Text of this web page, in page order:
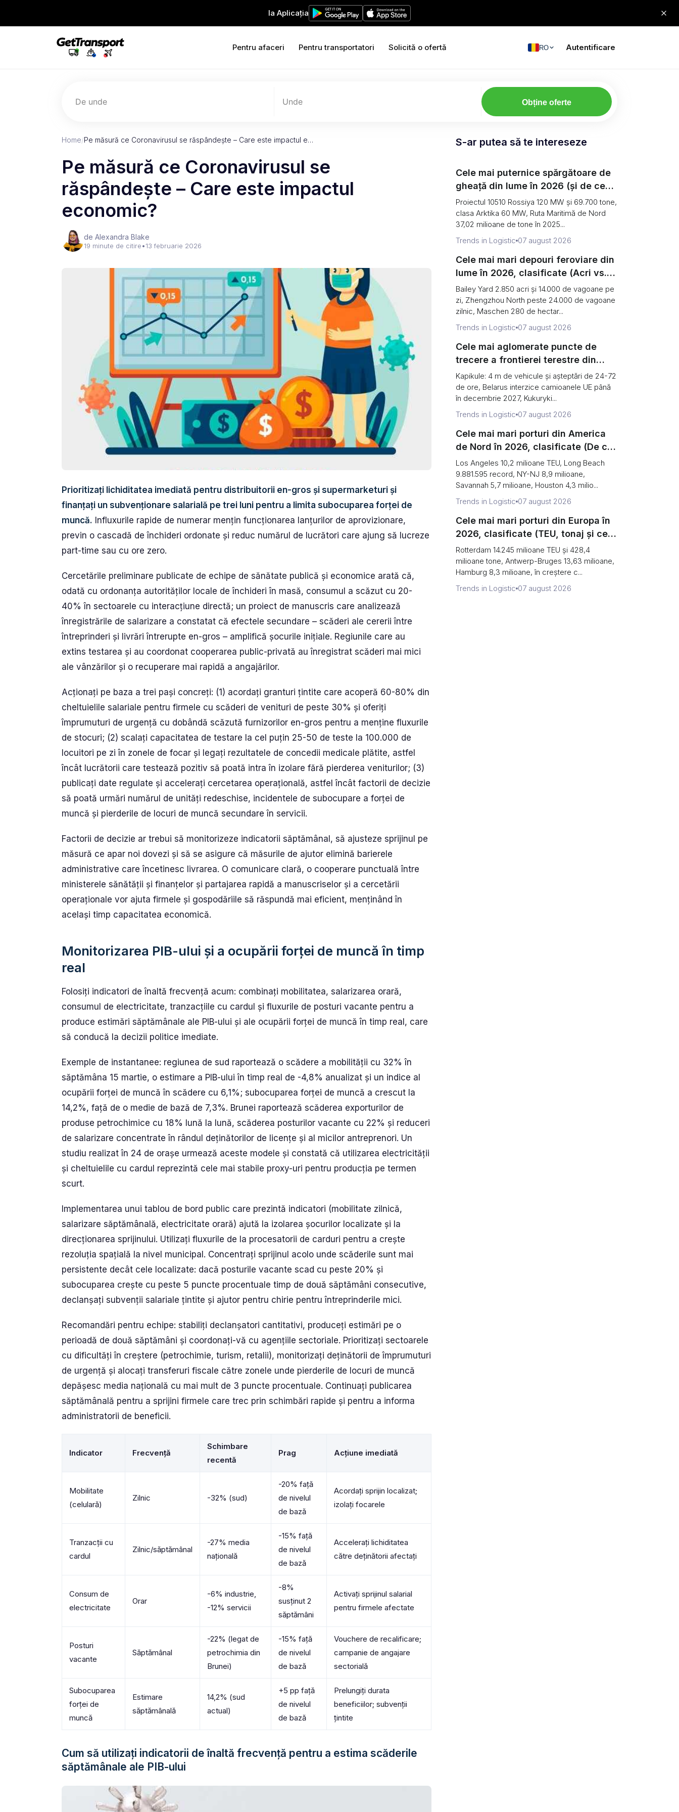
Ia Aplicația
Pentru afaceri Pentru transportatori Solicită o ofertă RO Autentificare
De unde Unde Obține oferte
Home/Pe măsură ce Coronavirusul se răspândește – Care este impactul e…
Pe măsură ce Coronavirusul se
răspândește – Care este impactul
economic?
de Alexandra Blake
19 minute de citire•13 februarie 2026
Prioritizați lichiditatea imediată pentru distribuitorii en-gros și supermarketuri și
finanțați un subvenționare salarială pe trei luni pentru a limita subocuparea forței de
muncă. Influxurile rapide de numerar mențin funcționarea lanțurilor de aprovizionare,
previn o cascadă de închideri ordonate și reduc numărul de lucrători care ajung să lucreze
part-time sau cu ore zero.
Cercetările preliminare publicate de echipe de sănătate publică și economice arată că,
odată cu ordonanța autorităților locale de închideri în masă, consumul a scăzut cu 20-
40% în sectoarele cu interacțiune directă; un proiect de manuscris care analizează
înregistrările de salarizare a constatat că efectele secundare – scăderi ale cererii între
întreprinderi și livrări întrerupte en-gros – amplifică șocurile inițiale. Regiunile care au
extins testarea și au coordonat cooperarea public-privată au înregistrat scăderi mai mici
ale vânzărilor și o recuperare mai rapidă a angajărilor.
Acționați pe baza a trei pași concreți: (1) acordați granturi țintite care acoperă 60-80% din
cheltuielile salariale pentru firmele cu scăderi de venituri de peste 30% și oferiți
împrumuturi de urgență cu dobândă scăzută furnizorilor en-gros pentru a menține fluxurile
de stocuri; (2) scalați capacitatea de testare la cel puțin 25-50 de teste la 100.000 de
locuitori pe zi în zonele de focar și legați rezultatele de concedii medicale plătite, astfel
încât lucrătorii care testează pozitiv să poată intra în izolare fără pierderea veniturilor; (3)
publicați date regulate și accelerați cercetarea operațională, astfel încât factorii de decizie
să poată urmări numărul de unități redeschise, incidentele de subocupare a forței de
muncă și pierderile de locuri de muncă secundare în servicii.
Factorii de decizie ar trebui să monitorizeze indicatorii săptămânal, să ajusteze sprijinul pe
măsură ce apar noi dovezi și să se asigure că măsurile de ajutor elimină barierele
administrative care încetinesc livrarea. O comunicare clară, o cooperare punctuală între
ministerele sănătății și finanțelor și partajarea rapidă a manuscriselor și a cercetării
operaționale vor ajuta firmele și gospodăriile să răspundă mai eficient, menținând în
același timp capacitatea economică.
Monitorizarea PIB-ului și a ocupării forței de muncă în timp
real
Folosiți indicatori de înaltă frecvență acum: combinați mobilitatea, salarizarea orară,
consumul de electricitate, tranzacțiile cu cardul și fluxurile de posturi vacante pentru a
produce estimări săptămânale ale PIB-ului și ale ocupării forței de muncă în timp real, care
să conducă la decizii politice imediate.
Exemple de instantanee: regiunea de sud raportează o scădere a mobilității cu 32% în
săptămâna 15 martie, o estimare a PIB-ului în timp real de -4,8% anualizat și un indice al
ocupării forței de muncă în scădere cu 6,1%; subocuparea forței de muncă a crescut la
14,2%, față de o medie de bază de 7,3%. Brunei raportează scăderea exporturilor de
produse petrochimice cu 18% lună la lună, scăderea posturilor vacante cu 22% și reduceri
de salarizare concentrate în rândul deținătorilor de licențe și al micilor antreprenori. Un
studiu realizat în 24 de orașe urmează aceste modele și constată că utilizarea electricității
și cheltuielile cu cardul reprezintă cele mai stabile proxy-uri pentru producția pe termen
scurt.
Implementarea unui tablou de bord public care prezintă indicatori (mobilitate zilnică,
salarizare săptămânală, electricitate orară) ajută la izolarea șocurilor localizate și la
direcționarea sprijinului. Utilizați fluxurile de la procesatorii de carduri pentru a crește
rezoluția spațială la nivel municipal. Concentrați sprijinul acolo unde scăderile sunt mai
persistente decât cele localizate: dacă posturile vacante scad cu peste 20% și
subocuparea crește cu peste 5 puncte procentuale timp de două săptămâni consecutive,
declanșați subvenții salariale țintite și ajutor pentru chirie pentru întreprinderile mici.
Recomandări pentru echipe: stabiliți declanșatori cantitativi, produceți estimări pe o
perioadă de două săptămâni și coordonați-vă cu agențiile sectoriale. Prioritizați sectoarele
cu dificultăți în creștere (petrochimie, turism, retalii), monitorizați deținătorii de împrumuturi
de urgență și alocați transferuri fiscale către zonele unde pierderile de locuri de muncă
depășesc media națională cu mai mult de 3 puncte procentuale. Continuați publicarea
săptămânală pentru a sprijini firmele care trec prin schimbări rapide și pentru a informa
administratorii de beneficii.
Indicator Frecvență
Schimbare
recentă
Prag Acțiune imediată
Mobilitate
(celulară)
Zilnic -32% (sud)
-20% față
de nivelul
de bază
Acordați sprijin localizat;
izolați focarele
Tranzacții cu
cardul
Zilnic/săptămânal
-27% media
națională
-15% față
de nivelul
de bază
Accelerați lichiditatea
către deținătorii afectați
Consum de
electricitate
Orar
-6% industrie,
-12% servicii
-8%
susținut 2
săptămâni
Activați sprijinul salarial
pentru firmele afectate
Posturi
vacante
Săptămânal
-22% (legat de
petrochimia din
Brunei)
-15% față
de nivelul
de bază
Vouchere de recalificare;
campanie de angajare
sectorială
Subocuparea
forței de
muncă
Estimare
săptămânală
14,2% (sud
actual)
+5 pp față
de nivelul
de bază
Prelungiți durata
beneficiilor; subvenții
țintite
Cum să utilizați indicatorii de înaltă frecvență pentru a estima scăderile
săptămânale ale PIB-ului
S-ar putea să te intereseze
Cele mai puternice spărgătoare de
gheață din lume în 2026 (și de ce
transportul de marfă arctică
continuă să scadă)
Proiectul 10510 Rossiya 120 MW și 69.700 tone,
clasa Arktika 60 MW, Ruta Maritimă de Nord
37,02 milioane de tone în 2025...
Trends in Logistic 07 august 2026
Cele mai mari depouri feroviare din
lume în 2026, clasificate (Acri vs.
vagoane pe zi)
Bailey Yard 2.850 acri și 14.000 de vagoane pe
zi, Zhengzhou North peste 24.000 de vagoane
zilnic, Maschen 280 de hectar...
Trends in Logistic 07 august 2026
Cele mai aglomerate puncte de
trecere a frontierei terestre din
Europa în 2026 (și de ce granița de
est s-a redus la o singură poartă)
Kapikule: 4 m de vehicule și așteptări de 24-72
de ore, Belarus interzice camioanele UE până
în decembrie 2027, Kukuryki...
Trends in Logistic 07 august 2026
Cele mai mari porturi din America
de Nord în 2026, clasificate (De ce
primele două sunt de fapt un singur
port)
Los Angeles 10,2 milioane TEU, Long Beach
9.881.595 record, NY-NJ 8,9 milioane,
Savannah 5,7 milioane, Houston 4,3 milio...
Trends in Logistic 07 august 2026
Cele mai mari porturi din Europa în
2026, clasificate (TEU, tonaj și ce
ascunde fiecare număr)
Rotterdam 14.245 milioane TEU și 428,4
milioane tone, Antwerp-Bruges 13,63 milioane,
Hamburg 8,3 milioane, în creștere c...
Trends in Logistic 07 august 2026